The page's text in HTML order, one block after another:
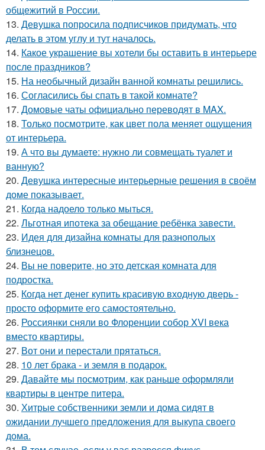
общежитий в России.
13. Девушка попросила подписчиков придумать, что
делать в этом углу и тут началось.
14. Какое украшение вы хотели бы оставить в интерьере
после праздников?
15. На необычный дизайн ванной комнаты решились.
16. Согласились бы спать в такой комнате?
17. Домовые чаты официально переводят в MAX.
18. Только посмотрите, как цвет пола меняет ощущения
от интерьера.
19. А что вы думаете: нужно ли совмещать туалет и
ванную?
20. Девушка интересные интерьерные решения в своём
доме показывает.
21. Когда надоело только мыться.
22. Льготная ипотека за обещание ребёнка завести.
23. Идея для дизайна комнаты для разнополых
близнецов.
24. Вы не поверите, но это детская комната для
подростка.
25. Когда нет денег купить красивую входную дверь -
просто оформите его самостоятельно.
26. Россиянки сняли во Флоренции собор XVI века
вместо квартиры.
27. Вот они и перестали прятаться.
28. 10 лет брака - и земля в подарок.
29. Давайте мы посмотрим, как раньше оформляли
квартиры в центре питера.
30. Хитрые собственники земли и дома сидят в
ожидании лучшего предложения для выкупа своего
дома.